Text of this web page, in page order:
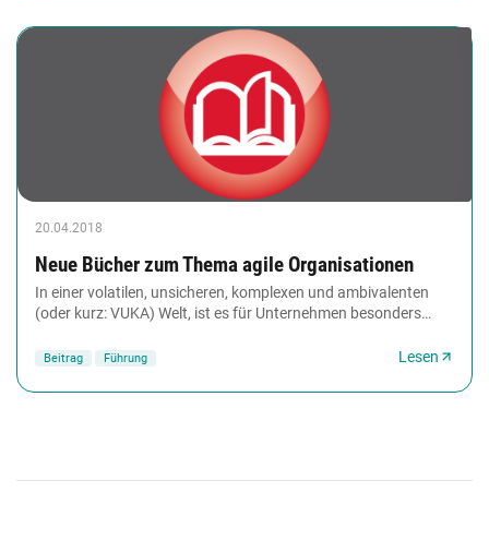
20.04.2018
Neue Bücher zum Thema agile Organisationen
In einer volatilen, unsicheren, komplexen und ambivalenten
(oder kurz: VUKA) Welt, ist es für Unternehmen besonders
Beitrag Führung Lesen